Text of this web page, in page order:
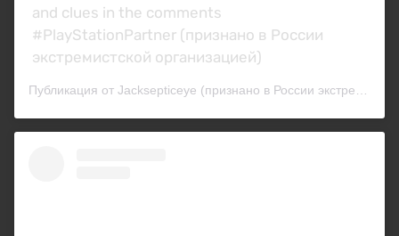
and clues in the comments
#PlayStationPartner (признано в России
экстремистской организацией)